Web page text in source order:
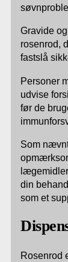
Gravide
rosenrod,
fastslå
Personer
udvise
før de
Som
din
som et
Rosenrod